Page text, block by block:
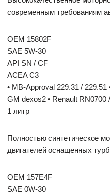
современным требованиям
OEM 15802F
SAE 5W-30
API SN / CF
ACEA C3
• MB-Approval 229.31 / 229.51
GM dexos2 • Renault RN0700
1 литр
Полностью синтетическое
двигателей оснащенных
OEM 157E4F
SAE 0W-30